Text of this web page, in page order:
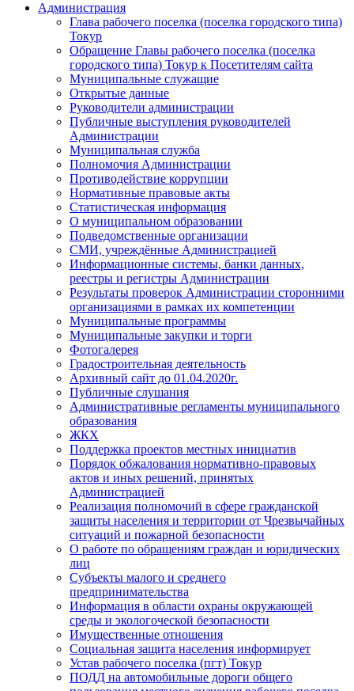
Администрация
Глава рабочего поселка (поселка городского типа)
Токур
Обращение Главы рабочего поселка (поселка
городского типа) Токур к Посетителям сайта
Муниципальные служащие
Открытые данные
Руководители администрации
Публичные выступления руководителей
Администрации
Муниципальная служба
Полномочия Администрации
Противодействие коррупции
Нормативные правовые акты
Статистическая информация
О муниципальном образовании
Подведомственные организации
СМИ, учреждённые Администрацией
Информационные системы, банки данных,
реестры и регистры Администрации
Результаты проверок Администрации сторонними
организациями в рамках их компетенции
Муниципальные программы
Муниципальные закупки и торги
Фотогалерея
Градостроительная деятельность
Архивный сайт до 01.04.2020г.
Публичные слушания
Административные регламенты муниципального
образования
ЖКХ
Поддержка проектов местных инициатив
Порядок обжалования нормативно-правовых
актов и иных решений, принятых
Администрацией
Реализация полномочий в сфере гражданской
защиты населения и территории от Чрезвычайных
ситуаций и пожарной безопасности
О работе по обращениям граждан и юридических
лиц
Субъекты малого и среднего
предпринимательства
Информация в области охраны окружающей
среды и экологоческой безопасности
Имущественные отношения
Социальная защита населения информирует
Устав рабочего поселка (пгт) Токур
ПОДД на автомобильные дороги общего